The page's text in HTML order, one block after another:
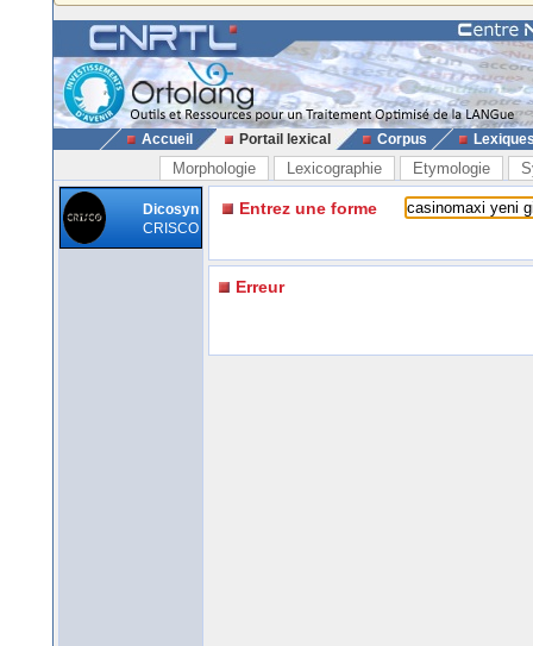
Accueil Portail lexical Corpus
Morphologie Lexicographie Etymologie
Dicosyn
CRISCO
Entrez une forme
Erreur